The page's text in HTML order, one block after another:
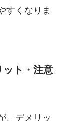
すくなりま
ット・注意
、デメリッ